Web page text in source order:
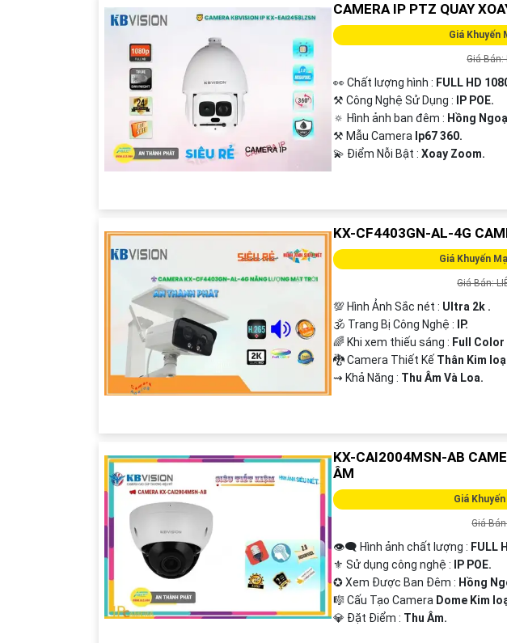
CAMERA IP PTZ QUAY
Giá Khuyến
Giá Bán:
👀 Chất lượng hình : FULL HD
⚒ Công Nghệ Sử Dụng :
IP POE.
🔅 Hình ảnh ban đêm : Hồng
⚒ Mẫu Camera Ip67 360.
️💫 Điểm Nỗi Bật :Xoay Zoom.
KX-CF4403GN-AL-4G
Giá Khuyến
Giá Bán:
💯 Hình Ảnh Sắc nét : Ultra 2k .
🕉️ Trang Bị Công Nghệ :
IP.
🌈 Khi xem thiếu sáng : Full Color
🐉️ Camera Thiết Kế Thân Kim
️⇝ Khả Năng : Thu Âm Và Loa.
KX-CAI2004MSN-AB
ÂM
Giá
Giá
👁️‍🗨 Hình ảnh chất lượng : FULL
⚜️ Sử dụng công nghệ :
IP POE.
✪ Xem Được Ban Đêm : Hồng
🎼️ Cấu Tạo Camera Dome Kim
️💎 Đặt Điểm : Thu Âm.